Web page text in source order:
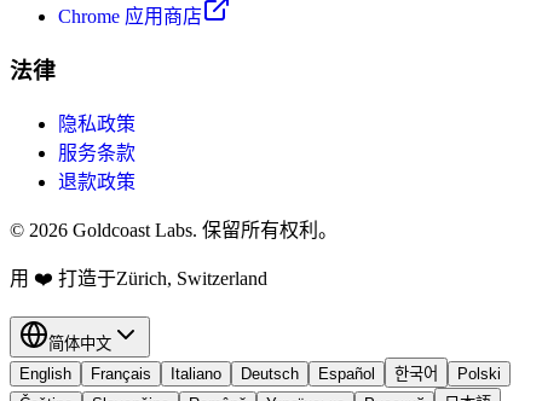
Chrome 应用商店
法律
隐私政策
服务条款
退款政策
© 2026 Goldcoast Labs. 保留所有权利。
用 ❤️ 打造于Zürich, Switzerland
简体中文
English
Français Italiano Deutsch Español 한국어
Polski